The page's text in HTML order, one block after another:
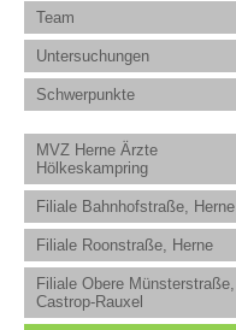
Team
Untersuchungen
Schwerpunkte
MVZ Herne Ärzte
Hölkeskampring
Filiale Bahnhofstraße, Herne
Filiale Roonstraße, Herne
Filiale Obere Münsterstraße,
Castrop-Rauxel